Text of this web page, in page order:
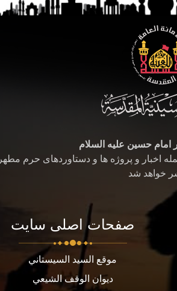
امام حسین علیه السلام
اخبار و پروژه ها و دستاوردهای حرم مطهر
خواهد شد
صفحات اصلی سایت
موقع السيد السيستاني
ديوان الوقف الشيعي